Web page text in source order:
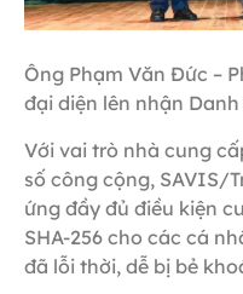
Ông Phạm Văn Đức –
đại diện lên nhận Danh
Với vai trò nhà cung
số công cộng, SAVIS/
ứng đầy đủ điều kiện
SHA-256 cho các cá
đã lỗi thời, dễ bị bẻ